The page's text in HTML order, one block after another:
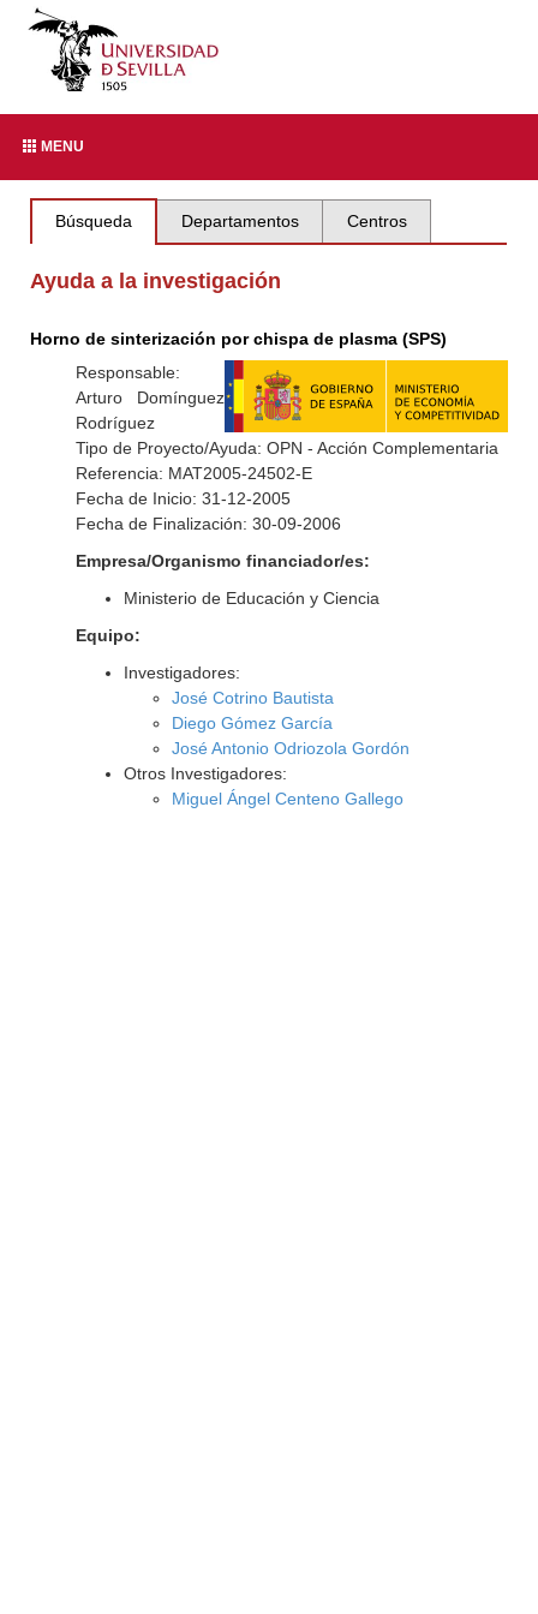
MENU
Búsqueda Departamentos Centros
Ayuda a la investigación
Horno de sinterización por chispa de plasma (SPS)
Responsable:
Arturo Domínguez
Rodríguez
Tipo de Proyecto/Ayuda: OPN - Acción Complementaria
Referencia: MAT2005-24502-E
Fecha de Inicio: 31-12-2005
Fecha de Finalización: 30-09-2006
Empresa/Organismo financiador/es:
Ministerio de Educación y Ciencia
Equipo:
Investigadores:
José Cotrino Bautista
Diego Gómez García
José Antonio Odriozola Gordón
Otros Investigadores:
Miguel Ángel Centeno Gallego